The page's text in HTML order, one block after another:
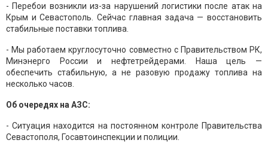
- Перебои возникли из-за нарушений логистики после атак на
Крым и Севастополь. Сейчас главная задача — восстановить
стабильные поставки топлива.
- Мы работаем круглосуточно совместно с Правительством РК,
Минэнерго России и нефтетрейдерами. Наша цель —
обеспечить стабильную, а не разовую продажу топлива на
несколько часов.
Об очередях на АЗС:
- Ситуация находится на постоянном контроле Правительства
Севастополя, Госавтоинспекции и полиции.